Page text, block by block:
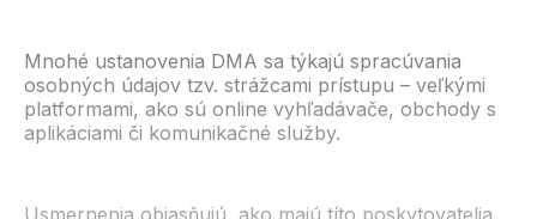
Mnohé ustanovenia DMA sa týkajú spracúvania
osobných údajov tzv. strážcami prístupu – veľkými
platformami, ako sú online vyhľadávače, obchody s
aplikáciami či komunikačné služby.